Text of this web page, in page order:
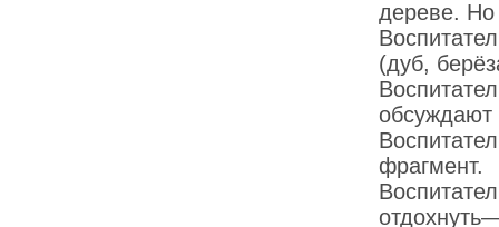
дереве.
(дуб,
обсуждают
фрагмент.